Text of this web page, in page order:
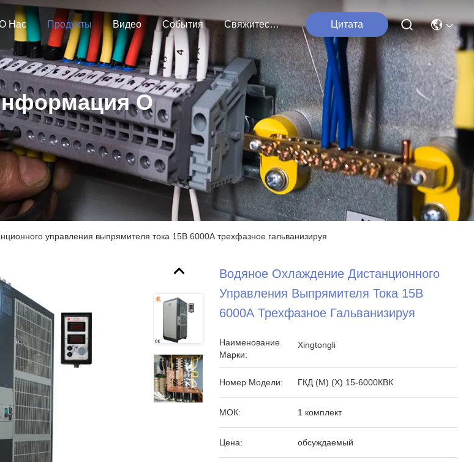
Нас Продукты Видео События Свяжитесь Мы Цитата
О
управления выпрямителя тока 15В 6000А трехфазное гальванизируя
Водяное Охлаждение Дистанционного
Управления Выпрямителя Тока 15В
6000А Трехфазное Гальванизируя
Наименование
Марки:
Xingtongli
Номер Модели: ГКД (М) (Х) 15-6000КВК
МОК: 1 комплект
Цена: обсуждаемый